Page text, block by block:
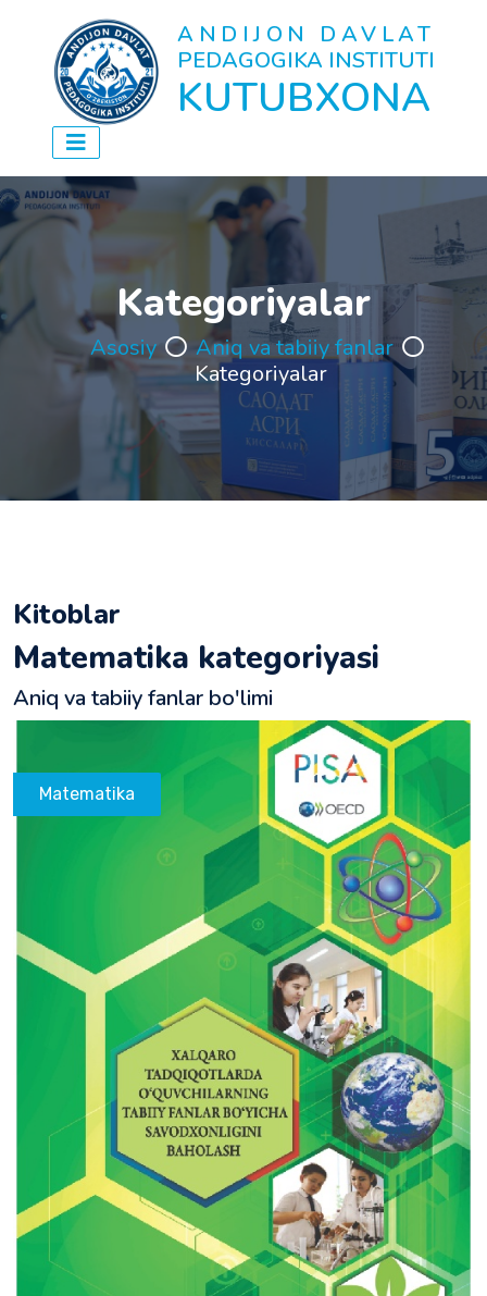
ANDIJON DAVLAT
PEDAGOGIKA INSTITUTI
KUTUBXONA
Kategoriyalar
Asosiy
Aniq va tabiiy fanlar
Kategoriyalar
Kitoblar
Matematika kategoriyasi
Aniq va tabiiy fanlar bo'limi
Matematika